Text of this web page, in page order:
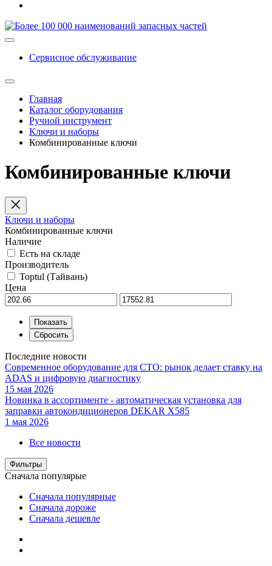
Сервисное обслуживание
Главная
Каталог оборудования
Ручной инструмент
Ключи и наборы
Комбинированные ключи
Комбинированные ключи
Ключи и наборы
Комбинированные ключи
Наличие
Есть на складе
Производитель
Toptul (Тайвань)
Цена
Последние новости
Современное оборудование для СТО: рынок делает ставку на
ADAS и цифровую диагностику
15 мая 2026
Новинка в ассортименте - автоматическая установка для
заправки автокондиционеров DEKAR X585
1 мая 2026
Все новости
Фильтры
Сначала популярые
Сначала популярные
Сначала дороже
Сначала дешевле